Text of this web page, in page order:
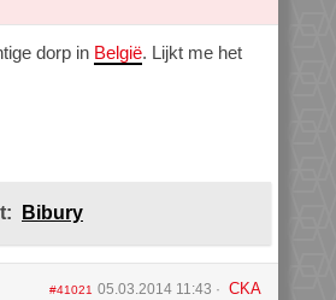
dorp in België. Lijkt me het
Bibury
#41021 05.03.2014 11:43 CKA